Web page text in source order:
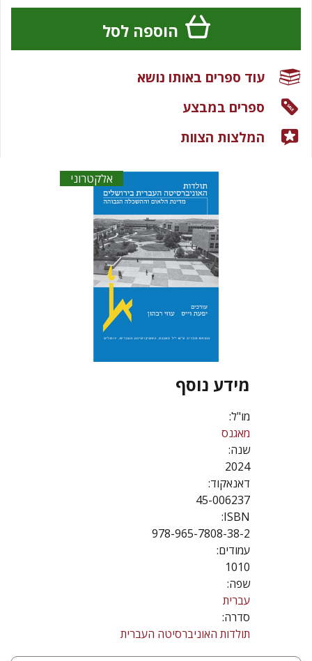
אלקטרוני
מידע נוסף
מו"ל:
מאגנס
שנה:
2024
דאנאקוד:
45-006237
ISBN:
978-965-7808-38-2
עמודים:
1010
שפה:
עברית
סדרה:
תולדות האוניברסיטה העברית
הוספה לסל
עוד ספרים באותו נושא
ספרים במבצע
המלצות הצוות